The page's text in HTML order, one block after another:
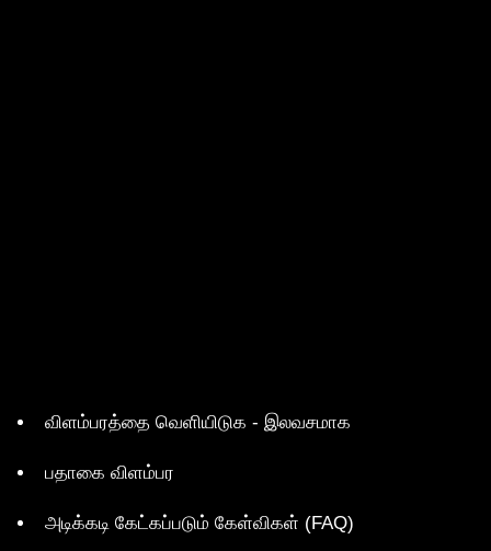
விளம்பரத்தை வெளியிடுக - இலவசமாக
பதாகை விளம்பர
அடிக்கடி கேட்கப்படும் கேள்விகள் (FAQ)